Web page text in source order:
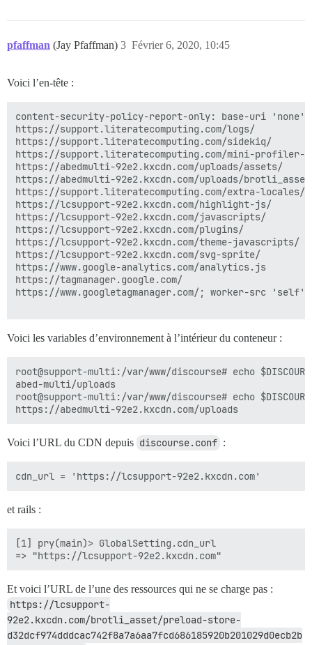
pfaffman (Jay Pfaffman) Février 6, 2020, 10:45
3
Voici l’en-tête :
content-security-policy-report-only: base-uri
https://support.literatecomputing.com/logs/
https://support.literatecomputing.com/sidekiq/
https://support.literatecomputing.com/mini-profiler-
https://abedmulti-92e2.kxcdn.com/uploads/assets/
https://abedmulti-92e2.kxcdn.com/uploads/
https://support.literatecomputing.com/extra-locales/
https://lcsupport-92e2.kxcdn.com/highlight-js/
https://lcsupport-92e2.kxcdn.com/javascripts/
https://lcsupport-92e2.kxcdn.com/plugins/
https://lcsupport-92e2.kxcdn.com/theme-javascripts/
https://lcsupport-92e2.kxcdn.com/svg-sprite/
https://www.google-analytics.com/analytics.js
https://tagmanager.google.com/
https://www.googletagmanager.com/; worker-src 'self'
Voici les variables d’environnement à l’intérieur du conteneur :
root@support-multi:/var/www/discourse# echo
abed-multi/uploads
root@support-multi:/var/www/discourse# echo
Voici l’URL du CDN depuis discourse.conf :
et rails :
[1] pry(main)> GlobalSetting.cdn_url
Et voici l’URL de l’une des ressources qui ne se charge pas :
https://lcsupport-
92e2.kxcdn.com/brotli_asset/preload-store-
d32dcf974dddcac742f8a7a6aa7fcd686185920b201029d0ecb2b